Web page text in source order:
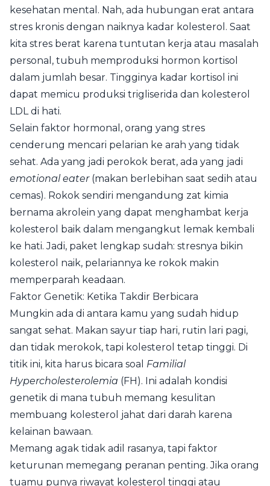
kesehatan mental. Nah, ada hubungan erat antara
stres kronis dengan naiknya kadar kolesterol. Saat
kita stres berat karena tuntutan kerja atau masalah
personal, tubuh memproduksi hormon kortisol
dalam jumlah besar. Tingginya kadar kortisol ini
dapat memicu produksi trigliserida dan kolesterol
LDL di hati.
Selain faktor hormonal, orang yang stres
cenderung mencari pelarian ke arah yang tidak
sehat. Ada yang jadi perokok berat, ada yang jadi
emotional eater(makan berlebihan saat sedih atau
cemas). Rokok sendiri mengandung zat kimia
bernama akrolein yang dapat menghambat kerja
kolesterol baik dalam mengangkut lemak kembali
ke hati. Jadi, paket lengkap sudah: stresnya bikin
kolesterol naik, pelariannya ke rokok makin
memperparah keadaan.
Faktor Genetik: Ketika Takdir Berbicara
Mungkin ada di antara kamu yang sudah hidup
sangat sehat. Makan sayur tiap hari, rutin lari pagi,
dan tidak merokok, tapi kolesterol tetap tinggi. Di
titik ini, kita harus bicara soal Familial
Hypercholesterolemia (FH). Ini adalah kondisi
genetik di mana tubuh memang kesulitan
membuang kolesterol jahat dari darah karena
kelainan bawaan.
Memang agak tidak adil rasanya, tapi faktor
keturunan memegang peranan penting. Jika orang
tuamu punya riwayat kolesterol tinggi atau